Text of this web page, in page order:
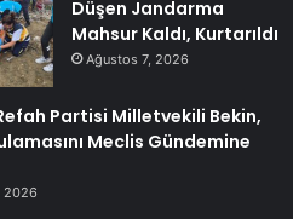
Düşen Jandarma
Mahsur Kaldı, Kurtarıldı
Ağustos 7, 2026
Partisi Milletvekili Bekin,
Meclis Gündemine
2026